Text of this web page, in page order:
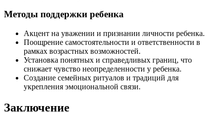
Методы поддержки ребенка
Акцент на уважении и признании личности ребенка.
Поощрение самостоятельности и ответственности в
рамках возрастных возможностей.
Установка понятных и справедливых границ, что
снижает чувство неопределенности у ребенка.
Создание семейных ритуалов и традиций для
укрепления эмоциональной связи.
Заключение